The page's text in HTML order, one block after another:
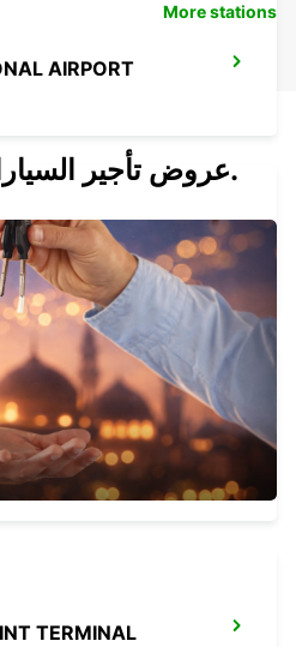
AIRPORT
TERMINAL
More stations
عروض تأجير السيارات والحافلات اليوم.